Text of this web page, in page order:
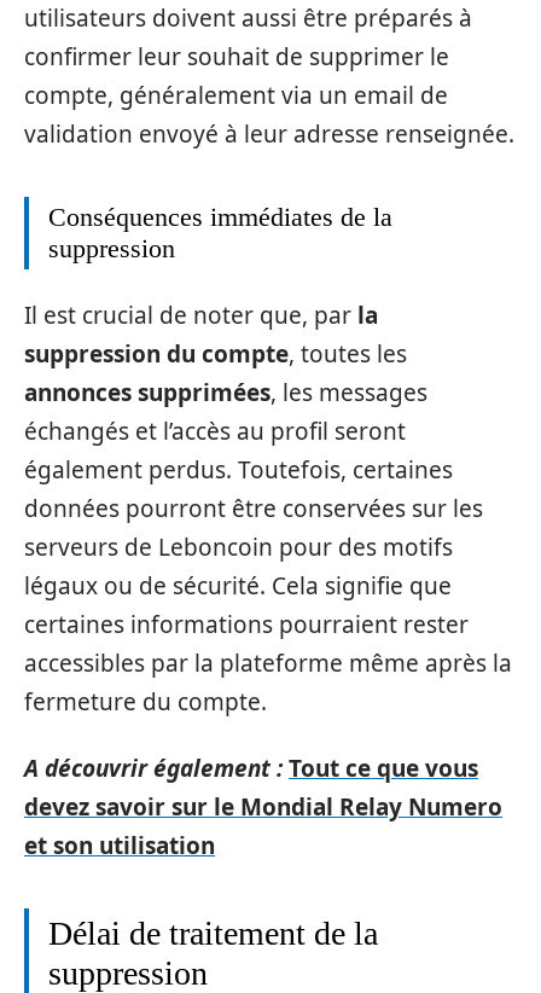
utilisateurs doivent aussi être préparés à
confirmer leur souhait de supprimer le
compte, généralement via un email de
validation envoyé à leur adresse renseignée.
Conséquences immédiates de la
suppression
Il est crucial de noter que, par la
suppression du compte, toutes les
annonces supprimées, les messages
échangés et l’accès au profil seront
également perdus. Toutefois, certaines
données pourront être conservées sur les
serveurs de Leboncoin pour des motifs
légaux ou de sécurité. Cela signifie que
certaines informations pourraient rester
accessibles par la plateforme même après la
fermeture du compte.
A découvrir également :Tout ce que vous
devez savoir sur le Mondial Relay Numero
et son utilisation
Délai de traitement de la
suppression